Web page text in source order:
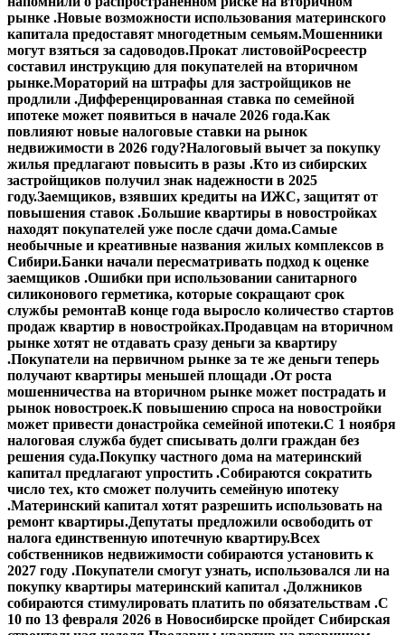
рынке .Новые возможности использования материнского
капитала предоставят многодетным семьям.Мошенники
могут взяться за садоводов.Прокат листовойРосреестр
составил инструкцию для покупателей на вторичном
рынке.Мораторий на штрафы для застройщиков не
продлили .Дифференцированная ставка по семейной
ипотеке может появиться в начале 2026 года.Как
повлияют новые налоговые ставки на рынок
недвижимости в 2026 году?Налоговый вычет за покупку
жилья предлагают повысить в разы .Кто из сибирских
застройщиков получил знак надежности в 2025
году.Заемщиков, взявших кредиты на ИЖС, защитят от
повышения ставок .Большие квартиры в новостройках
находят покупателей уже после сдачи дома.Самые
необычные и креативные названия жилых комплексов в
Сибири.Банки начали пересматривать подход к оценке
заемщиков .Ошибки при использовании санитарного
силиконового герметика, которые сокращают срок
службы ремонтаВ конце года выросло количество стартов
продаж квартир в новостройках.Продавцам на вторичном
рынке хотят не отдавать сразу деньги за квартиру
.Покупатели на первичном рынке за те же деньги теперь
получают квартиры меньшей площади .От роста
мошенничества на вторичном рынке может пострадать и
рынок новостроек.К повышению спроса на новостройки
может привести донастройка семейной ипотеки.С 1 ноября
налоговая служба будет списывать долги граждан без
решения суда.Покупку частного дома на материнский
капитал предлагают упростить .Собираются сократить
число тех, кто сможет получить семейную ипотеку
.Материнский капитал хотят разрешить использовать на
ремонт квартиры.Депутаты предложили освободить от
налога единственную ипотечную квартиру.Всех
собственников недвижимости собираются установить к
2027 году .Покупатели смогут узнать, использовался ли на
покупку квартиры материнский капитал .Должников
собираются стимулировать платить по обязательствам .С
10 по 13 февраля 2026 в Новосибирске пройдет Сибирская